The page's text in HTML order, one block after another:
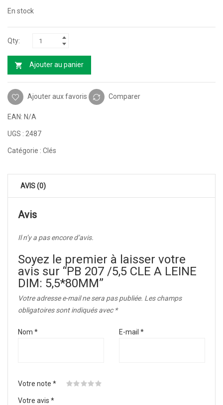
En stock
Ajouter au panier
Ajouter aux favoris Comparer
EAN: N/A
UGS : 2487
Catégorie : Clés
AVIS (0)
Avis
Il n’y a pas encore d’avis.
Soyez le premier à laisser votre
avis sur “PB 207 /5,5 CLE A LEINE
DIM: 5,5*80MM”
Votre adresse e-mail ne sera pas publiée. Les champs
obligatoires sont indiqués avec *
Nom * E-mail *
Votre note *
Votre avis *